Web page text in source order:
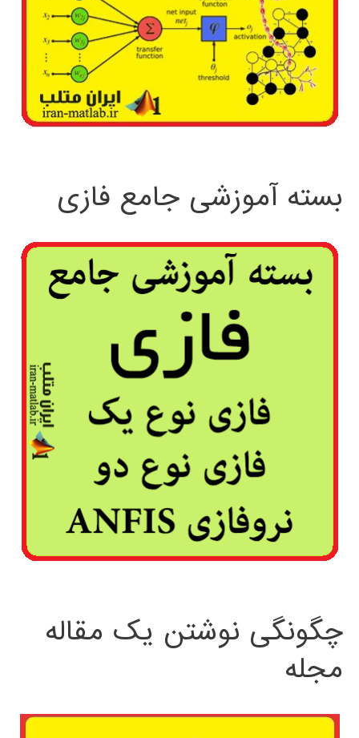
بسته آموزشی جامع فازی
چگونگی نوشتن یک مقاله
مجله